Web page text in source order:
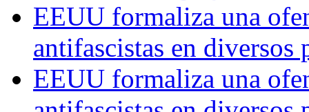
EEUU formaliza una
antifascistas en
EEUU formaliza una